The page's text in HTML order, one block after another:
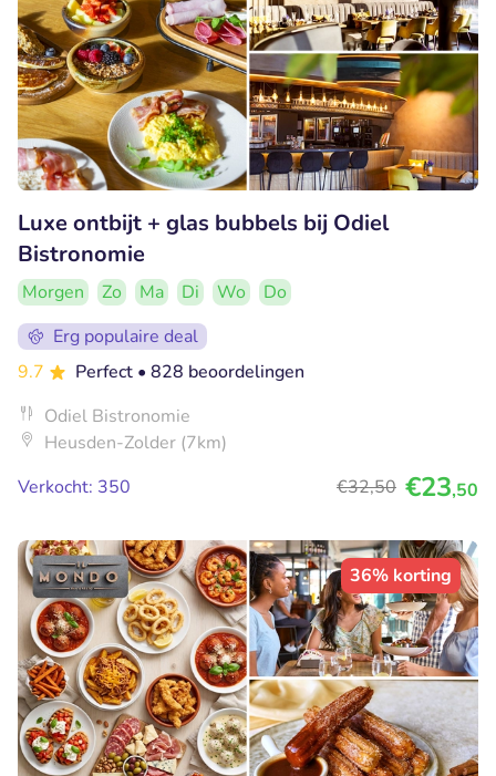
Luxe ontbijt + glas bubbels bij Odiel
Bistronomie
Morgen Zo Ma Di Wo
Do
Erg populaire deal
9.7
Perfect • 828 beoordelingen
Odiel Bistronomie
Heusden-Zolder (7km)
Verkocht: 350
€32,50 €23,50
36% korting